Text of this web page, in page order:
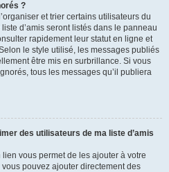
?
et trier certains utilisateurs du
d’amis seront listés dans le panneau
rapidement leur statut en ligne et
le style utilisé, les messages publiés
être mis en surbrillance. Si vous
tous les messages qu’il publiera
des utilisateurs de ma liste d’amis
vous permet de les ajouter à votre
vous pouvez ajouter directement des